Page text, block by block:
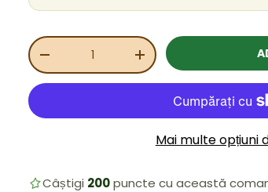
Cant.
REDUCEȚI CANTITATEAMĂRIȚI CANTITATEA
Mai multe opțiuni
Câștigi 200puncte cu această